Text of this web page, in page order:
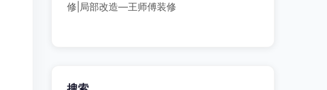
修|局部改造—王师傅装修